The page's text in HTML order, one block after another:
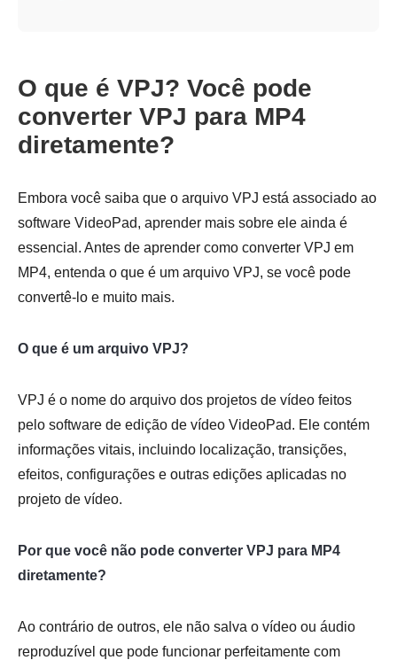
O que é VPJ? Você pode
converter VPJ para MP4
diretamente?
Embora você saiba que o arquivo VPJ está associado ao
software VideoPad, aprender mais sobre ele ainda é
essencial. Antes de aprender como converter VPJ em
MP4, entenda o que é um arquivo VPJ, se você pode
convertê-lo e muito mais.
O que é um arquivo VPJ?
VPJ é o nome do arquivo dos projetos de vídeo feitos
pelo software de edição de vídeo VideoPad. Ele contém
informações vitais, incluindo localização, transições,
efeitos, configurações e outras edições aplicadas no
projeto de vídeo.
Por que você não pode converter VPJ para MP4
diretamente?
Ao contrário de outros, ele não salva o vídeo ou áudio
reproduzível que pode funcionar perfeitamente com